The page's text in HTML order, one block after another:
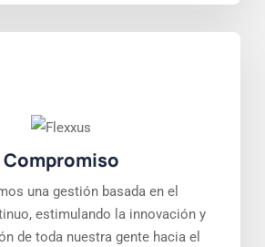
Compromiso
una gestión basada en el
estimulando la innovación y
de toda nuestra gente hacia el